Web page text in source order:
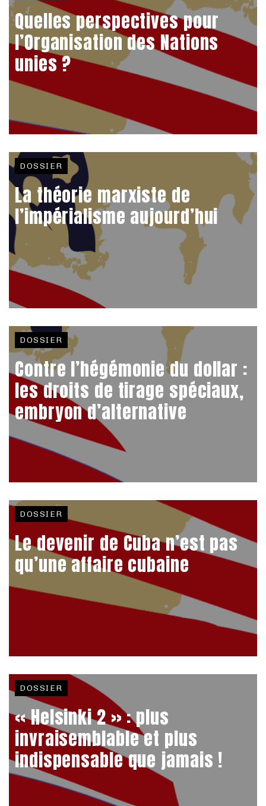
Quelles perspectives pour
l’Organisation des Nations
unies ?
DOSSIER
La théorie marxiste de
l’impérialisme aujourd’hui
DOSSIER
Contre l’hégémonie du dollar :
les droits de tirage spéciaux,
embryon d’alternative
DOSSIER
Le devenir de Cuba n’est pas
qu’une affaire cubaine
DOSSIER
« Helsinki 2 » : plus
invraisemblable et plus
indispensable que jamais !